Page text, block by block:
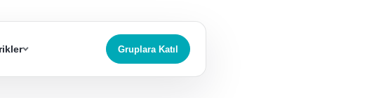
Gruplara Katıl